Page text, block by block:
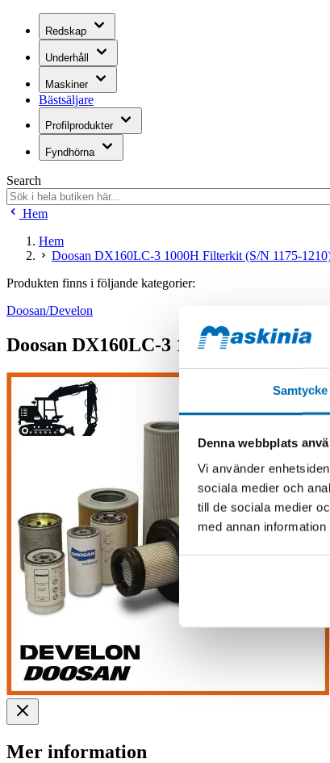
Samtycke
Denna webbplats
Vi använder
sociala medier och
till de sociala medier
med annan
Redskap
Underhåll
Maskiner
Bästsäljare
Profilprodukter
Fyndhörna
Search
Hem
Hem
Doosan DX160LC-3 1000H Filterkit (S/N 1175-
Produkten finns i följande kategorier:
Doosan/Develon
Doosan DX160LC-3 1000H Filterkit (S/
Mer information